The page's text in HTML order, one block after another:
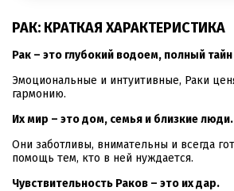
РАК: КРАТКАЯ ХАРАКТЕРИСТИКА
Рак – это глубокий водоем, полный
Эмоциональные и интуитивные, Раки
гармонию.
Их мир – это дом, семья и близкие люди.
Они заботливы, внимательны и всегда
помощь тем, кто в ней нуждается.
Чувствительность Раков – это их дар.